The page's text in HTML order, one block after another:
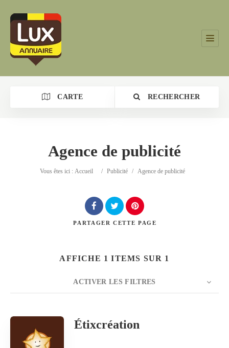
CARTE RECHERCHER
Catégorie
Rechercher
Agence de publicité
Vous êtes ici : Accueil / Publicité / Agence de publicité
PARTAGER CETTE PAGE
AFFICHE 1 ITEMS SUR 1
ACTIVER LES FILTRES
NOMBRE 20 TRIER PAR
Étixcréation